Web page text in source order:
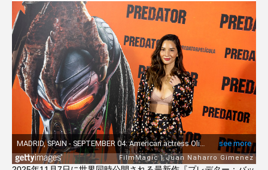
ハリー・ポッター ハリウッド
ハル・ベリー
ファンタスティック４：ファースト・ステップ
プラダを着た悪魔 プラダを着た悪魔2
ブラッド・ピット プレデター：バッドランド
フレンズ ペドロ・パスカル